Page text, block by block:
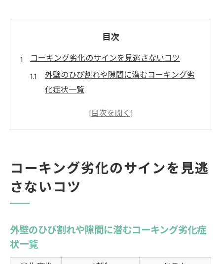
目次
コーキング劣化のサインを見逃さないコツ
外壁のひび割れや隙間に潜むコーキング劣
化症状一覧
コーキングが剥がれる前に気づくべきポイ
劣化コーキングを放置するリスクと対策
外壁色選びで後悔しないための工夫
色あせや汚れが目立ちにくい色の選び方
較
コーキング劣化のサインを見逃
さないコツ
外壁のひび割れや隙間に潜むコーキング劣化症
状一覧